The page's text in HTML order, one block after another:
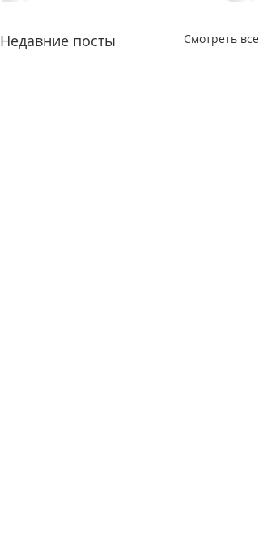
Недавние посты Смотреть все